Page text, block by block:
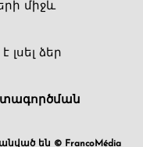
միջև
ձեր
են © FrancoMédia